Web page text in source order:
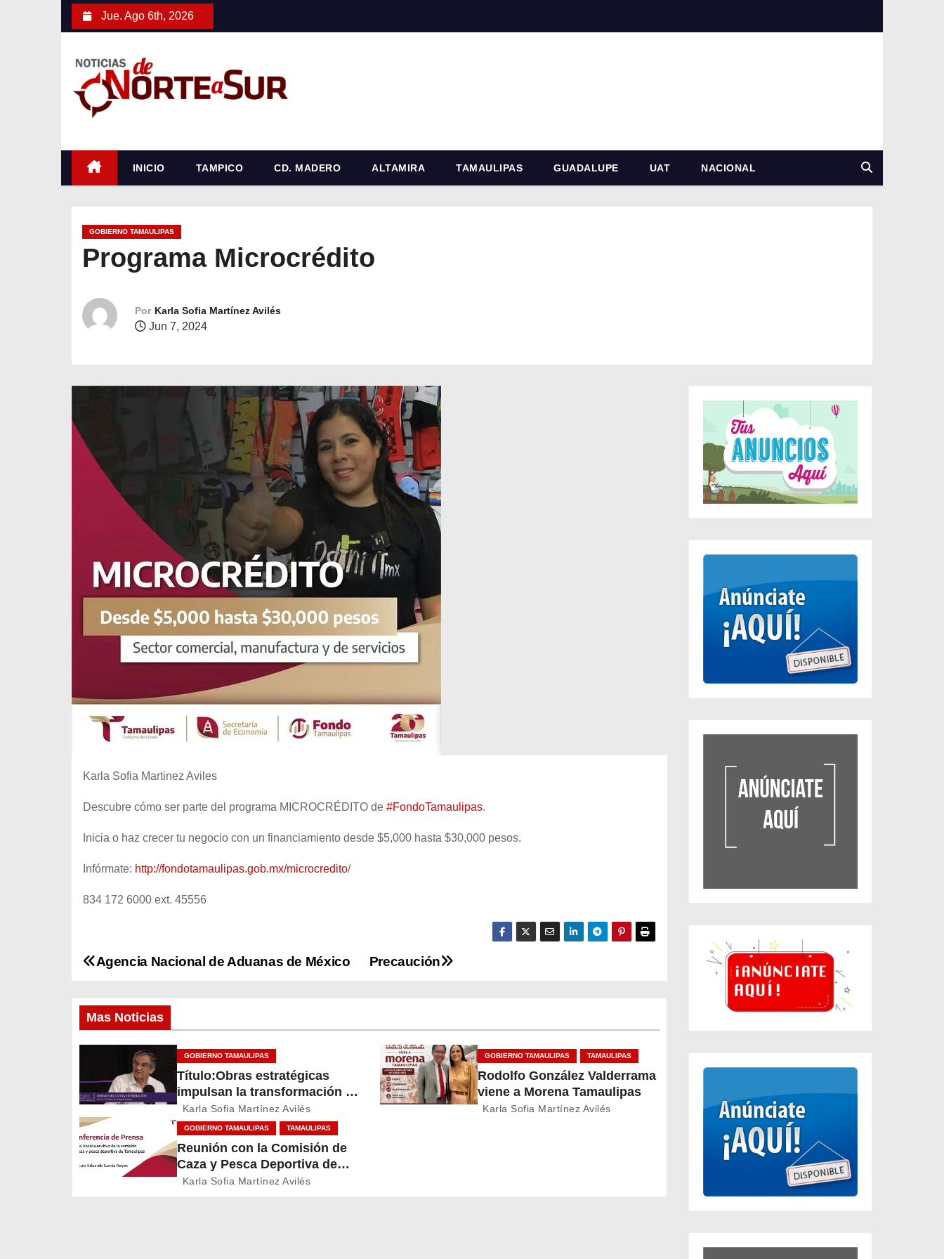
o
Jue. Ago 6th, 2026
INICIO TAMPICO CD. MADERO ALTAMIRA TAMAULIPAS GUADALUPE UAT NACIONAL
GOBIERNO TAMAULIPAS
Programa Microcrédito
Por Karla Sofia Martínez Avilés
Jun 7, 2024
Karla Sofia Martinez Aviles
Descubre cómo ser parte del programa MICROCRÉDITO de #FondoTamaulipas.
Inicia o haz crecer tu negocio con un financiamiento desde $5,000 hasta $30,000 pesos.
Infórmate: http://fondotamaulipas.gob.mx/microcredito/
834 172 6000 ext. 45556
N
v
g
a
c
i
Precaución
Agencia Nacional de Aduanas de México
Mas Noticias
GOBIERNO TAMAULIPAS
Título:Obras estratégicas
impulsan la transformación y
el desarrollo de Tamaulipas
Karla Sofia Martínez Avilés
GOBIERNO TAMAULIPAS TAMAULIPAS
Rodolfo González Valderrama
viene a Morena Tamaulipas
Karla Sofia Martínez Avilés
GOBIERNO TAMAULIPAS TAMAULIPAS
Reunión con la Comisión de
Caza y Pesca Deportiva de
Tamaulipas
Karla Sofia Martínez Avilés